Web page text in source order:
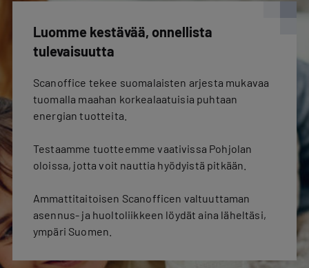
Luomme kestävää, onnellista
tulevaisuutta
Scanoffice tekee suomalaisten arjesta mukavaa
tuomalla maahan korkealaatuisia puhtaan
energian tuotteita.
Testaamme tuotteemme vaativissa Pohjolan
oloissa, jotta voit nauttia hyödyistä pitkään.
Ammattitaitoisen Scanofficen valtuuttaman
asennus- ja huoltoliikkeen löydät aina läheltäsi,
ympäri Suomen.